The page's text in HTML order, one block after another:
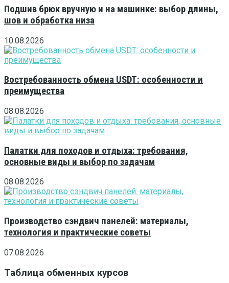
Подшив брюк вручную и на машинке: выбор длины,
шов и обработка низа
10.08.2026
Востребованность обмена USDT: особенности и
преимущества
08.08.2026
Палатки для походов и отдыха: требования,
основные виды и выбор по задачам
08.08.2026
Производство сэндвич панелей: материалы,
технология и практические советы
07.08.2026
Таблица обменных курсов